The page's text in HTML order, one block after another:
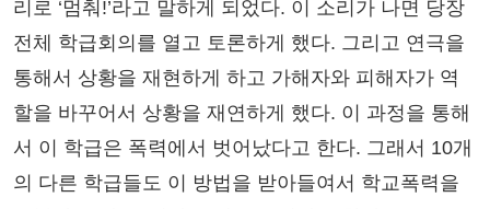
리로 ‘멈춰!’라고 말하게 되었다. 이 소리가 나면 당장
전체 학급회의를 열고 토론하게 했다. 그리고 연극을
통해서 상황을 재현하게 하고 가해자와 피해자가 역
할을 바꾸어서 상황을 재연하게 했다. 이 과정을 통해
서 이 학급은 폭력에서 벗어났다고 한다. 그래서 10개
의 다른 학급들도 이 방법을 받아들여서 학교폭력을